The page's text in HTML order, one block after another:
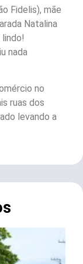
Fidelis), mãe
Natalina
nada
no
ruas dos
levando a